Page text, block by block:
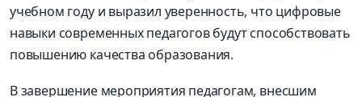
учебном году и выразил уверенность, что цифровые
навыки современных педагогов будут способствовать
повышению качества образования.
В завершение мероприятия педагогам, внесшим